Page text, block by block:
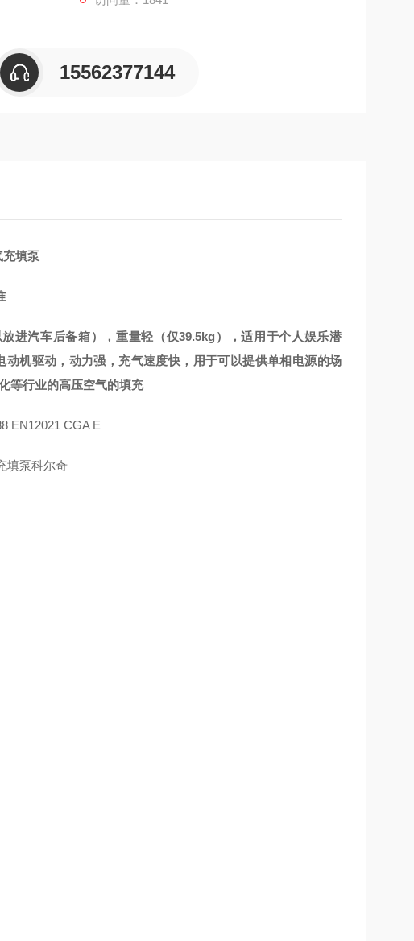
15562377144
填泵
进汽车后备箱），重量轻（仅39.5kg），适用于个人娱乐潜
机驱动，动力强，充气速度快，用于可以提供单相电源的场
等行业的高压空气的填充
EN12021 CGA E